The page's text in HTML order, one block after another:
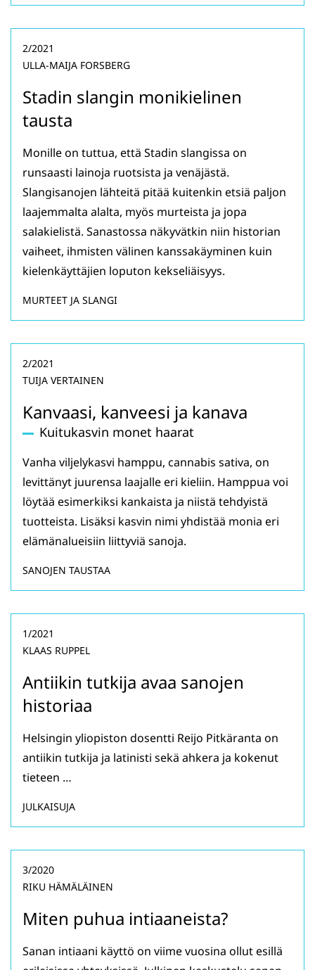
Stadin slangin monikielinen
tausta
2/2021
ULLA-MAIJA FORSBERG
Monille on tuttua, että Stadin slangissa on
runsaasti lainoja ruotsista ja venäjästä.
Slangisanojen lähteitä pitää kuitenkin etsiä paljon
laajemmalta alalta, myös murteista ja jopa
salakielistä. Sanastossa näkyvätkin niin historian
vaiheet, ihmisten välinen kanssakäyminen kuin
kielenkäyttäjien loputon kekseliäisyys.
MURTEET JA SLANGI
Kanvaasi, kanveesi ja kanava
Kuitukasvin monet haarat
2/2021
TUIJA VERTAINEN
Vanha viljelykasvi hamppu, cannabis sativa, on
levittänyt juurensa laajalle eri kieliin. Hamppua voi
löytää esimerkiksi kankaista ja niistä tehdyistä
tuotteista. Lisäksi kasvin nimi yhdistää monia eri
elämänalueisiin liittyviä sanoja.
SANOJEN TAUSTAA
Antiikin tutkija avaa sanojen
historiaa
1/2021
KLAAS RUPPEL
Helsingin yliopiston dosentti Reijo Pitkäranta on
antiikin tutkija ja latinisti sekä ahkera ja kokenut
tieteen …
JULKAISUJA
Miten puhua intiaaneista?
3/2020
RIKU HÄMÄLÄINEN
Sanan intiaani käyttö on viime vuosina ollut esillä